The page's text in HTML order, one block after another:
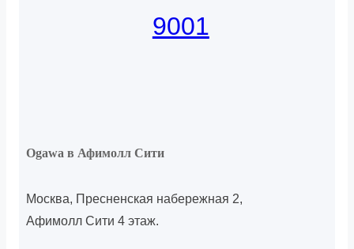
9001
Ogawa в Афимолл Сити
Москва, Пресненская набережная 2,
Афимолл Сити 4 этаж.